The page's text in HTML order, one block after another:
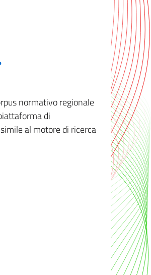
normativo regionale
di
al motore di ricerca